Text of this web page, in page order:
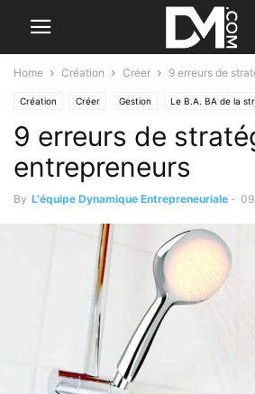
Home Création Créer 9 erreurs de
Création Créer Gestion Le B.A. BA de la
9 erreurs de
entrepreneurs
By L'équipe Dynamique Entrepreneuriale -